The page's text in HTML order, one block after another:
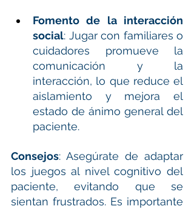
Fomento de la interacción
social: Jugar con familiares o
cuidadores promueve la
comunicación y la
interacción, lo que reduce el
aislamiento y mejora el
estado de ánimo general del
paciente.
Consejos: Asegúrate de adaptar
los juegos al nivel cognitivo del
paciente, evitando que se
sientan frustrados. Es importante